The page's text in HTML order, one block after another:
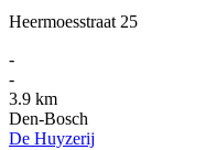
Heermoesstraat 25
-
-
3.9 km
Den-Bosch
De Huyzerij